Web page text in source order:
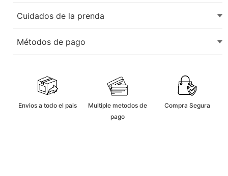
Cuidados de la prenda
No usar maquina secadora.
Secarlo en sombra.
No remojar
Métodos de pago
Aceptamos tarjetas de crédito, débito, transferencias
bancarias y billeteras digitales.
Envios a todo el pais
Multiple metodos de
pago
Compra Segura